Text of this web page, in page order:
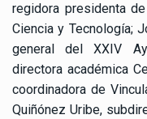
regidora presidenta
Ciencia y Tecnología;
general del XXIV
directora académica
coordinadora de
Quiñónez Uribe,